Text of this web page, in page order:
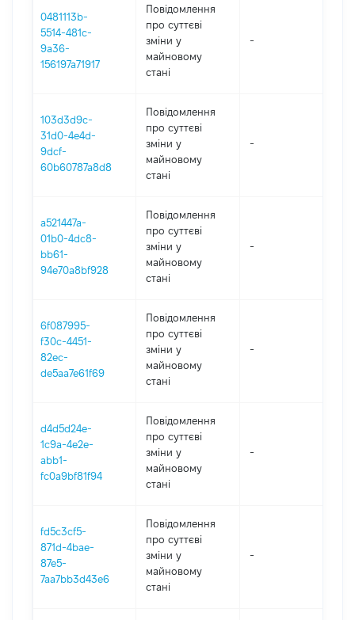
0481113b-
5514-481c-
9a36-
156197a71917
Повідомлення
про суттєві
зміни y
майновому
стані
-
103d3d9c-
31d0-4e4d-
9dcf-
60b60787a8d8
Повідомлення
про суттєві
зміни y
майновому
стані
-
a521447a-
01b0-4dc8-
bb61-
94e70a8bf928
Повідомлення
про суттєві
зміни y
майновому
стані
-
6f087995-
f30c-4451-
82ec-
de5aa7e61f69
Повідомлення
про суттєві
зміни y
майновому
стані
-
d4d5d24e-
1c9a-4e2e-
abb1-
fc0a9bf81f94
Повідомлення
про суттєві
зміни y
майновому
стані
-
fd5c3cf5-
871d-4bae-
87e5-
7aa7bb3d43e6
Повідомлення
про суттєві
зміни y
майновому
стані
-